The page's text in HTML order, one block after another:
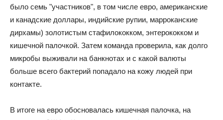
было семь "участников", в том числе евро, американские
и канадские доллары, индийские рупии, марроканские
дирхамы) золотистым стафилококком, энтерококком и
кишечной палочкой. Затем команда проверила, как долго
микробы выживали на банкнотах и с какой валюты
больше всего бактерий попадало на кожу людей при
контакте.
В итоге на евро обосновалась кишечная палочка, на